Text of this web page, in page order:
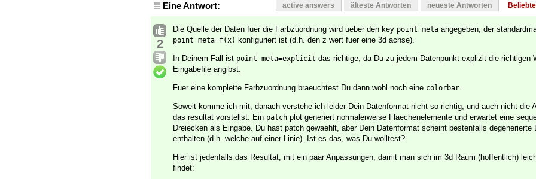
Eine Antwort: active answers älteste Antworten neueste Antworten
2
Die Quelle der Daten fuer die Farbzuordnung wird ueber den key point meta angegeben, der
point meta=f(x) konfiguriert ist (d.h. den z wert fuer eine 3d achse).
In Deinem Fall ist point meta=explicit das richtige, da Du zu jedem Datenpunkt explizit die richtigen
Eingabefile angibst.
Fuer eine komplette Farbzuordnung braeuchtest Du dann wohl noch eine colorbar.
Soweit komme ich mit, danach verstehe ich leider Dein Datenformat nicht so richtig, und auch nicht die
das resultat vorstellst. Ein patch plot generiert normalerweise Flaechenelemente und erwartet eine
Dreiecken als Eingabe. Du hast patch gewaehlt, aber Dein Datenformat scheint bestenfalls degenerierte
enthalten (d.h. welche auf einer Linie). Ist es das, was Du wolltest?
Hier ist jedenfalls das Resultat, mit ein paar Anpassungen, damit man sich im 3d Raum (hoffentlich)
findet: